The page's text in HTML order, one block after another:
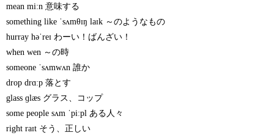
mean miːn 意味する
something like ˈsʌmθɪŋ laɪk ～のようなもの
hurray həˈreɪ わーい！ばんざい！
when wen ～の時
someone ˈsʌmwʌn 誰か
drop drɑːp 落とす
glass ɡlæs グラス、コップ
some people sʌm ˈpiːpl ある人々
right raɪt そう、正しい